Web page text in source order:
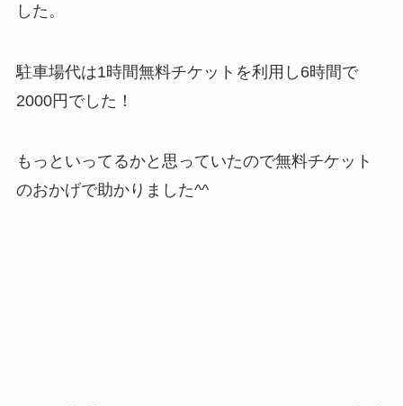
した。
駐車場代は1時間無料チケットを利用し6時間で
2000円でした！
もっといってるかと思っていたので無料チケット
のおかげで助かりました^^